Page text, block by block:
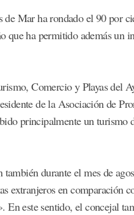
Mar ha rondado el 90 por
que ha permitido además un
Comercio y Playas del
de la Asociación de
principalmente un turismo
durante el mes de
extranjeros en comparación
En este sentido, el concejal